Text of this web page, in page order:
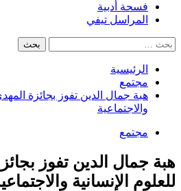
فسحة أدبية
المراسل تيفي
البحث
الرئيسية
مجتمع
هبة جمال الدين تفوز بجائزة
والاجتماعية
مجتمع
هبة جمال الدين تفوز
للعلوم الإنسانية